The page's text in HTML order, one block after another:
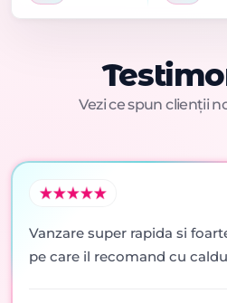
Vezi ce spun clienții
Vanzare super rapida si
pe care il recomand cu